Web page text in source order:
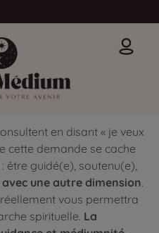
en disant « je veux
cette demande se cache
être guidé(e), soutenu(e),
une autre dimension.
vous permettra
spirituelle. La